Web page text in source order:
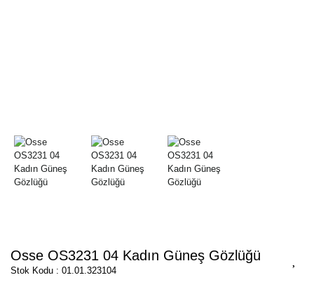
Osse OS3231 04 Kadın Güneş Gözlüğü
Stok Kodu : 01.01.323104